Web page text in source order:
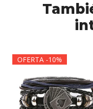
OFERTA -10%